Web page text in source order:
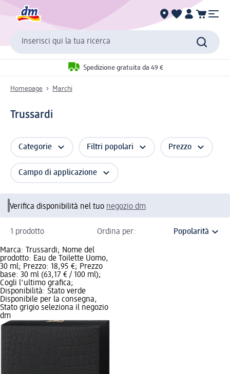
Inserisci qui la tua ricerca
Spedizione gratuita da 49 €
Homepage Marchi
Trussardi
Categorie Filtri popolari Prezzo
Campo di applicazione
Verifica disponibilità nel tuo negozio dm
1 prodotto Ordina per:
Marca: Trussardi; Nome del
prodotto: Eau de Toilette Uomo,
30 ml; Prezzo: 18,95 €; Prezzo
base: 30 ml (63,17 € / 100 ml);
Cogli l'ultimo grafica;
Disponibilità: Stato verde
Disponibile per la consegna,
Stato grigio seleziona il negozio
dm